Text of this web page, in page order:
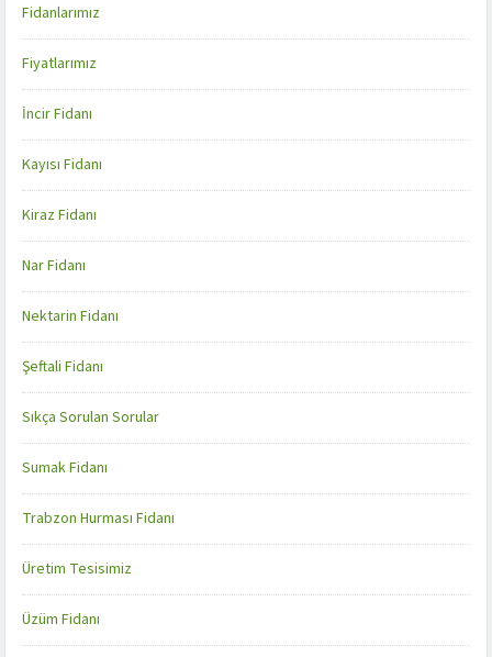
Fidanlarımız
Fiyatlarımız
İncir Fidanı
Kayısı Fidanı
Kiraz Fidanı
Nar Fidanı
Nektarin Fidanı
Şeftali Fidanı
Sıkça Sorulan Sorular
Sumak Fidanı
Trabzon Hurması Fidanı
Üretim Tesisimiz
Üzüm Fidanı